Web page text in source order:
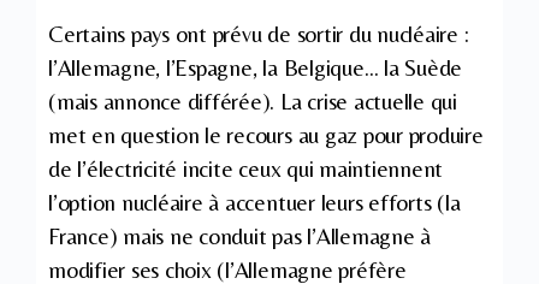
Certains pays ont prévu de sortir du nucléaire :
l’Allemagne, l’Espagne, la Belgique… la Suède
(mais annonce différée). La crise actuelle qui
met en question le recours au gaz pour produire
de l’électricité incite ceux qui maintiennent
l’option nucléaire à accentuer leurs efforts (la
France) mais ne conduit pas l’Allemagne à
modifier ses choix (l’Allemagne préfère